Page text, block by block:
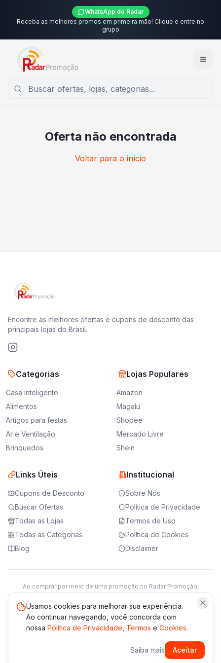
WhatsApp do Radar
Receba as melhores promos em primeira mão! Clique e entre no
grupo
Oferta não encontrada
Voltar para o início
Encontre as melhores ofertas e cupons de desconto das
principais lojas do Brasil.
Categorias
Casa inteligente
Alimentos
Artigos para festas
Ar e Ventilação
Brinquedos
Lojas Populares
Amazon
Magalu
Shopee
Mercado Livre
Shein
Links Úteis
Cupons de Desconto
Buscar Ofertas
Todas as Lojas
Todas as Categorias
Blog
Institucional
Sobre Nós
Política de Privacidade
Termos de Uso
Política de Cookies
Disclaimer
Ao comprar por meio de uma promoção no Radar Promoção,
Saiba mais
*Os preços e disponibilidade podem variar. Verifique sempre
Usamos cookies para melhorar sua experiência.
Ao continuar navegando, você concorda com
nossa Política de Privacidade Termos e Cookies.
Saiba mais Aceitar